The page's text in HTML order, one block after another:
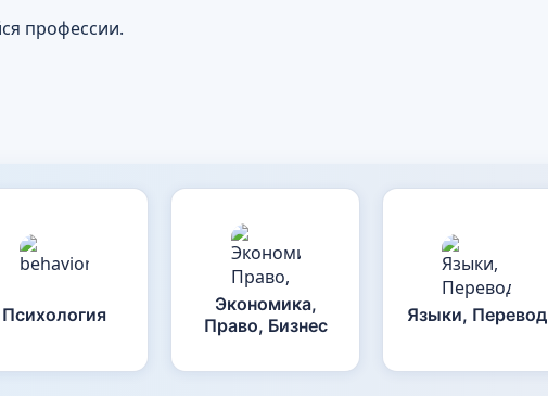
профессии.
Психология
Экономика,
Право, Бизнес
Языки, Перевод